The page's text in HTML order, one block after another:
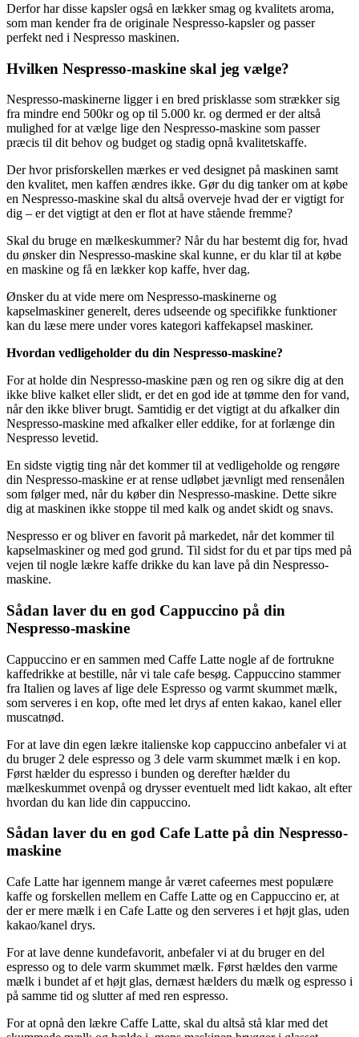
Derfor har disse kapsler også en lækker smag og kvalitets aroma,
som man kender fra de originale Nespresso-kapsler og passer
perfekt ned i Nespresso maskinen.
Hvilken Nespresso-maskine skal jeg vælge?
Nespresso-maskinerne ligger i en bred prisklasse som strækker sig
fra mindre end 500kr og op til 5.000 kr. og dermed er der altså
mulighed for at vælge lige den Nespresso-maskine som passer
præcis til dit behov og budget og stadig opnå kvalitetskaffe.
Der hvor prisforskellen mærkes er ved designet på maskinen samt
den kvalitet, men kaffen ændres ikke. Gør du dig tanker om at købe
en Nespresso-maskine skal du altså overveje hvad der er vigtigt for
dig – er det vigtigt at den er flot at have stående fremme?
Skal du bruge en mælkeskummer? Når du har bestemt dig for, hvad
du ønsker din Nespresso-maskine skal kunne, er du klar til at købe
en maskine og få en lækker kop kaffe, hver dag.
Ønsker du at vide mere om Nespresso-maskinerne og
kapselmaskiner generelt, deres udseende og specifikke funktioner
kan du læse mere under vores kategori kaffekapsel maskiner.
Hvordan vedligeholder du din Nespresso-maskine?
For at holde din Nespresso-maskine pæn og ren og sikre dig at den
ikke blive kalket eller slidt, er det en god ide at tømme den for vand,
når den ikke bliver brugt. Samtidig er det vigtigt at du afkalker din
Nespresso-maskine med afkalker eller eddike, for at forlænge din
Nespresso levetid.
En sidste vigtig ting når det kommer til at vedligeholde og rengøre
din Nespresso-maskine er at rense udløbet jævnligt med rensenålen
som følger med, når du køber din Nespresso-maskine. Dette sikre
dig at maskinen ikke stoppe til med kalk og andet skidt og snavs.
Nespresso er og bliver en favorit på markedet, når det kommer til
kapselmaskiner og med god grund. Til sidst for du et par tips med på
vejen til nogle lækre kaffe drikke du kan lave på din Nespresso-
maskine.
Sådan laver du en god Cappuccino på din
Nespresso-maskine
Cappuccino er en sammen med Caffe Latte nogle af de fortrukne
kaffedrikke at bestille, når vi tale cafe besøg. Cappuccino stammer
fra Italien og laves af lige dele Espresso og varmt skummet mælk,
som serveres i en kop, ofte med let drys af enten kakao, kanel eller
muscatnød.
For at lave din egen lækre italienske kop cappuccino anbefaler vi at
du bruger 2 dele espresso og 3 dele varm skummet mælk i en kop.
Først hælder du espresso i bunden og derefter hælder du
mælkeskummet ovenpå og drysser eventuelt med lidt kakao, alt efter
hvordan du kan lide din cappuccino.
Sådan laver du en god Cafe Latte på din Nespresso-
maskine
Cafe Latte har igennem mange år været cafeernes mest populære
kaffe og forskellen mellem en Caffe Latte og en Cappuccino er, at
der er mere mælk i en Cafe Latte og den serveres i et højt glas, uden
kakao/kanel drys.
For at lave denne kundefavorit, anbefaler vi at du bruger en del
espresso og to dele varm skummet mælk. Først hældes den varme
mælk i bundet af et højt glas, dernæst hælders du mælk og espresso i
på samme tid og slutter af med ren espresso.
For at opnå den lækre Caffe Latte, skal du altså stå klar med det